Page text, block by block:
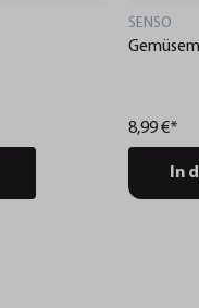
SENSO
8,99 €*
In